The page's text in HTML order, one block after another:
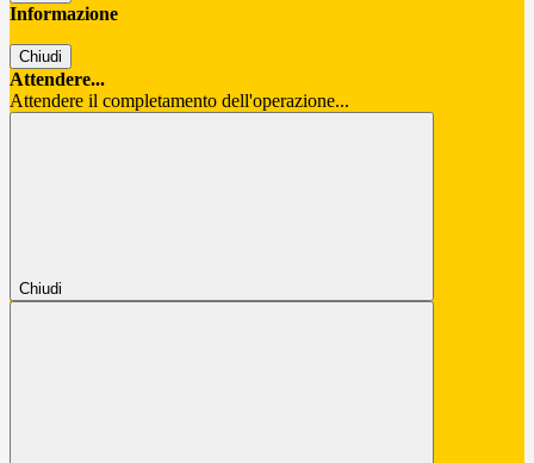
Informazione
Chiudi
Attendere...
Attendere il completamento dell'operazione...
Chiudi